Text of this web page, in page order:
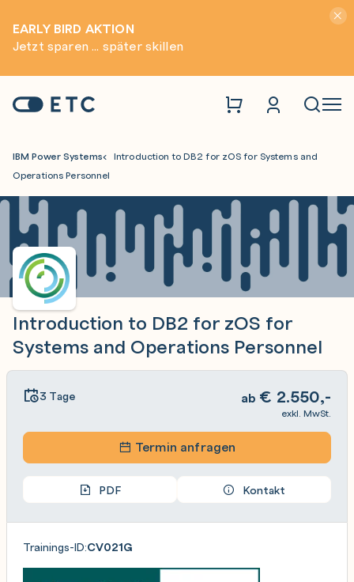
EARLY BIRD AKTION
Jetzt sparen ... später skillen
Startseite: ETC
IBM Power Systems
Introduction to DB2 for zOS for Systems and
Operations Personnel
Introduction to DB2 for zOS for
Systems and Operations Personnel
3 Tage ab € 2.550,-
exkl. MwSt.
Termin anfragen
PDF Kontakt
Trainings-ID:CV021G